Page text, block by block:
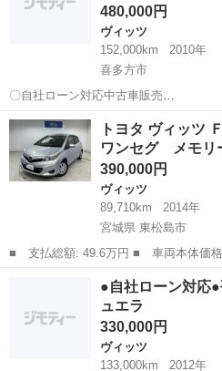
480,000円
ヴィッツ
152,000km
2010年
喜多方市
〇自社ローン対応中古車販売
〇 ☆どなたでもローン
可能☆ １、勤続年数の短い方
トをされる主婦の方や派遣社員の方 ３
福島 喜多方市 ヴィッツ
トヨタ ヴィッツ
ワンセグ メモ
390,000円
ヴィッツ
89,710km
2014年
宮城県 東松島市
■ 支払総額: 49.6万円 ■ 車両本体価格： 390,000 円 ■ メーカー
名： トヨタ ■ 車種名： ヴィッツ
ルエディション ワンセグ メモリー
東松島市 ヴィッツ
●自社ローン対応
ュエラ
330,000円
ヴィッツ
133,000km
2012年